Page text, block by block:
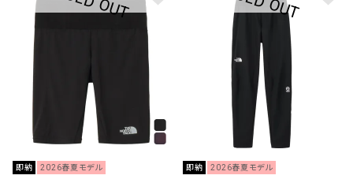
即納 2026春夏モデル 即納 2026春夏モデル